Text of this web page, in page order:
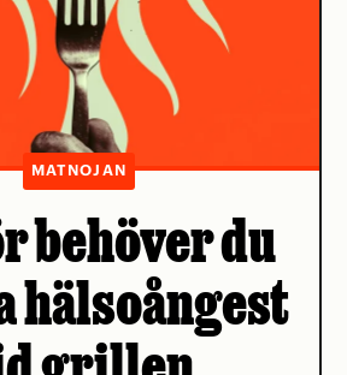
MATNOJAN
behöver du
hälsoångest